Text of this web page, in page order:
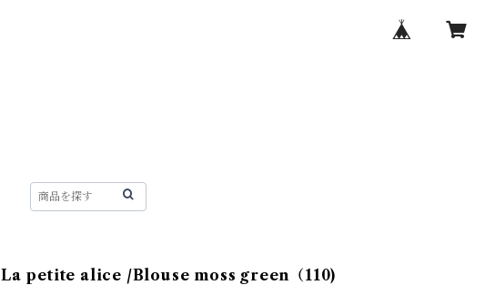
La petite alice /Blouse moss green（110)